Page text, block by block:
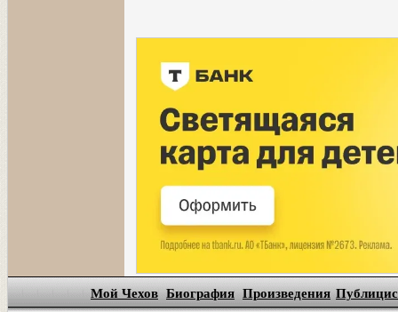
Мой Чехов Биография Произведения